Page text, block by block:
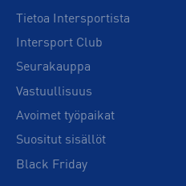
Tietoa Intersportista
Intersport Club
Seurakauppa
Vastuullisuus
Avoimet työpaikat
Suositut sisällöt
Black Friday